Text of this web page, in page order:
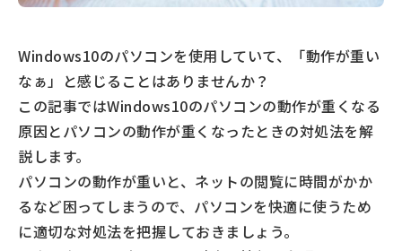
Windows10のパソコンを使用していて、「動作が重い
なぁ」と感じることはありませんか？
この記事ではWindows10のパソコンの動作が重くなる
原因とパソコンの動作が重くなったときの対処法を解
説します。
パソコンの動作が重いと、ネットの閲覧に時間がかか
るなど困ってしまうので、パソコンを快適に使うため
に適切な対処法を把握しておきましょう。